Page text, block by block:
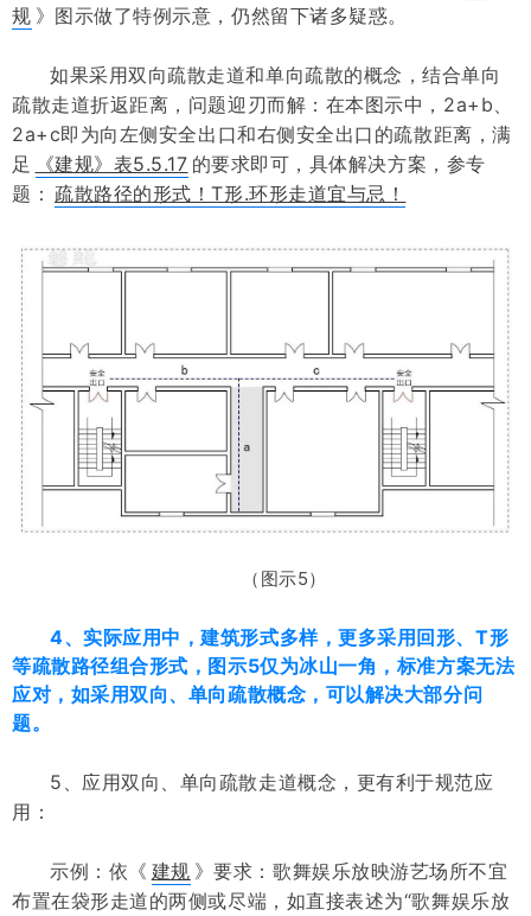
规 》图示做了特例示意，仍然留下诸多疑惑。
如果采用双向疏散走道和单向疏散的概念，结合单向
疏散走道折返距离，问题迎刃而解：在本图示中，2a+b、
2a+c即为向左侧安全出口和右侧安全出口的疏散距离，满
足
《建规》表5.5.17 的要求即可，具体解决方案，参专
题： 疏散路径的形式！T形.环形走道宜与忌！
（图示5）
4、实际应用中，建筑形式多样，更多采用回形、T形
等疏散路径组合形式，图示5仅为冰山一角，标准方案无法
应对，如采用双向、单向疏散概念，可以解决大部分问
题。
5、应用双向、单向疏散走道概念，更有利于规范应
用：
示例：依《 建规 》要求：歌舞娱乐放映游艺场所不宜
布置在袋形走道的两侧或尽端，如直接表述为“歌舞娱乐放